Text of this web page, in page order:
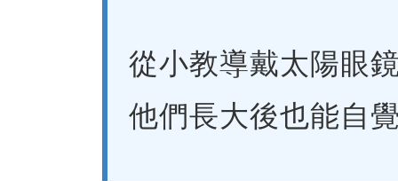
從小教導戴太陽眼
他們長大後也能自